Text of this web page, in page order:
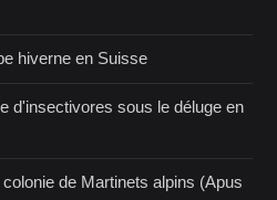
hiverne en Suisse
d'insectivores sous le déluge en
colonie de Martinets alpins (Apus